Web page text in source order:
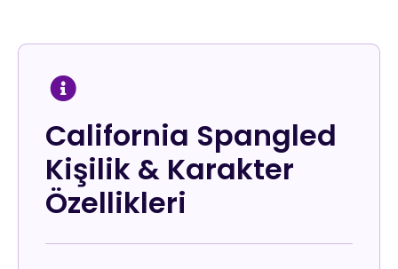
California Spangled
Kişilik & Karakter
Özellikleri